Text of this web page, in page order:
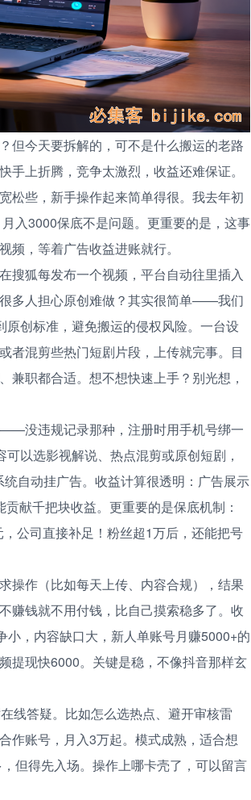
但今天要拆解的，可不是什么搬运的老路
上折腾，竞争太激烈，收益还难保证。
松些，新手操作起来简单得很。我去年初
入3000保底不是问题。更重要的是，这事
频，等着广告收益进账就行。
搜狐每发布一个视频，平台自动往里插入
多人担心原创难做？其实很简单——我们
创标准，避免搬运的侵权风险。一台设
者混剪些热门短剧片段，上传就完事。目
兼职都合适。想不想快速上手？别光想，
没违规记录那种，注册时用手机号绑一
以选影视解说、热点混剪或原创短剧，
自动挂广告。收益计算很透明：广告展示
献千把块收益。更重要的是保底机制：
公司直接补足！粉丝超1万后，还能把号
操作（比如每天上传、内容合规），结果
钱就不用付钱，比自己摸索稳多了。收
，内容缺口大，新人单账号月赚5000+的
提现快6000。关键是稳，不像抖音那样玄
线答疑。比如怎么选热点、避开审核雷
作账号，月入3万起。模式成熟，适合想
但得先入场。操作上哪卡壳了，可以留言